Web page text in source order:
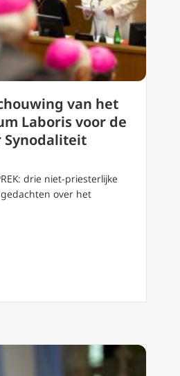
van het
Laboris voor de
Synodaliteit
drie niet-priesterlijke
over het
beschouwing van het